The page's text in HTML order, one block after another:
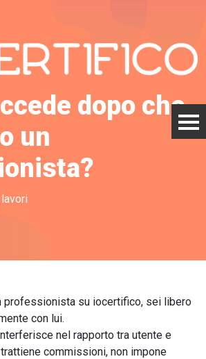
dopo che
un
professionista su iocertifico, sei libero
con lui.
nel rapporto tra utente e
commissioni, non impone